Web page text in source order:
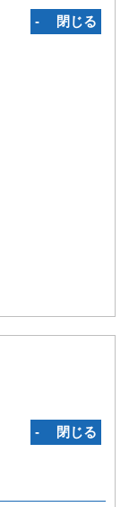
‐ 閉じる
‐ 閉じる